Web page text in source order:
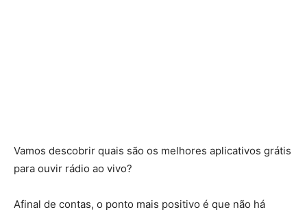
Vamos descobrir quais são os melhores aplicativos grátis
para ouvir rádio ao vivo?
Afinal de contas, o ponto mais positivo é que não há